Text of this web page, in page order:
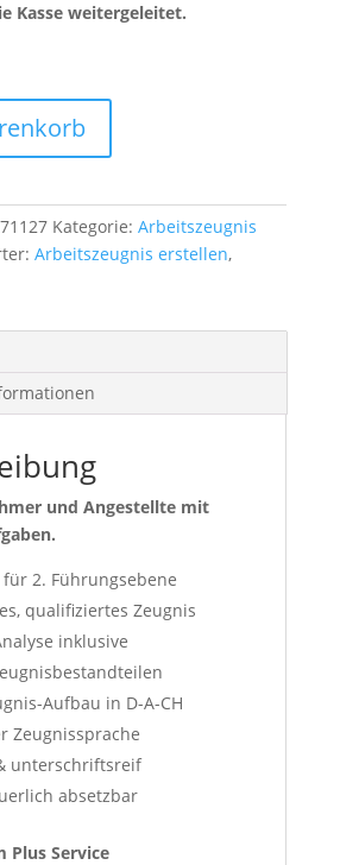
Kasse weitergeleitet.
Kategorie: Arbeitszeugnis
Arbeitszeugnis erstellen,
und Angestellte mit
2. Führungsebene
qualifiziertes Zeugnis
inklusive
Aufbau in D-A-CH
Zeugnissprache
unterschriftsreif
absetzbar
Plus Service